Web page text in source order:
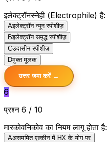
इलेक्ट्रॉनस्नेही (Electrophile) है:
Aइलेक्ट्रॉन न्यून स्पीशीज़
Bइलेक्ट्रॉन समृद्ध स्पीशीज़
Cउदासीन स्पीशीज़
Dमुक्त मूलक
उत्तर जमा करें →
6
प्रश्न 6 / 10
मारकोवनिकोव का नियम लागू होता है:
Aअसममित एल्कीन में HX के योग पर